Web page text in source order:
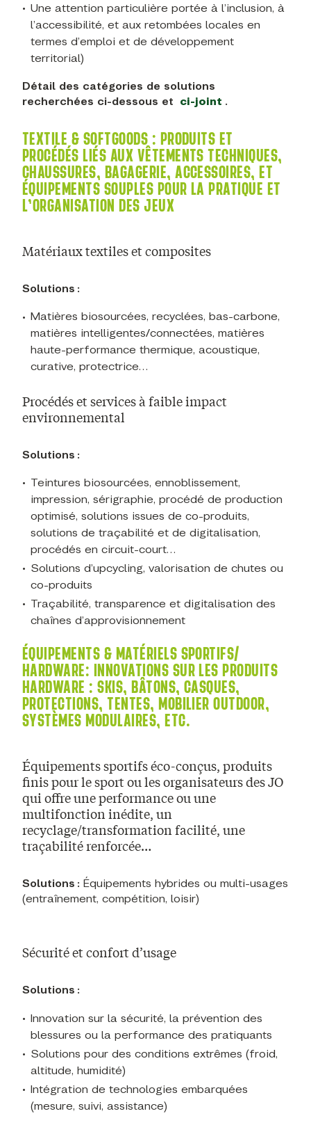
Une attention particulière portée à l’inclusion, à
l’accessibilité, et aux retombées locales en
termes d’emploi et de développement
territorial)
Détail des catégories de solutions
recherchées ci-dessous et ci-joint .
TEXTILE & SOFTGOODS : PRODUITS ET
PROCÉDÉS LIÉS AUX VÊTEMENTS TECHNIQUES,
CHAUSSURES, BAGAGERIE, ACCESSOIRES, ET
ÉQUIPEMENTS SOUPLES POUR LA PRATIQUE ET
L’ORGANISATION DES JEUX
Matériaux textiles et composites
Solutions :
Matières biosourcées, recyclées, bas-carbone,
matières intelligentes/connectées, matières
haute-performance thermique, acoustique,
curative, protectrice…
Procédés et services à faible impact
environnemental
Solutions :
Teintures biosourcées, ennoblissement,
impression, sérigraphie, procédé de production
optimisé, solutions issues de co-produits,
solutions de traçabilité et de digitalisation,
procédés en circuit-court…
Solutions d’upcycling, valorisation de chutes ou
co-produits
Traçabilité, transparence et digitalisation des
chaînes d’approvisionnement
ÉQUIPEMENTS & MATÉRIELS SPORTIFS/
HARDWARE: INNOVATIONS SUR LES PRODUITS
HARDWARE : SKIS, BÂTONS, CASQUES,
PROTECTIONS, TENTES, MOBILIER OUTDOOR,
SYSTÈMES MODULAIRES, ETC.
Équipements sportifs éco-conçus, produits
finis pour le sport ou les organisateurs des JO
qui offre une performance ou une
multifonction inédite, un
recyclage/transformation facilité, une
traçabilité renforcée…
Solutions : Équipements hybrides ou multi-usages
(entraînement, compétition, loisir)
Sécurité et confort d’usage
Solutions :
Innovation sur la sécurité, la prévention des
blessures ou la performance des pratiquants
Solutions pour des conditions extrêmes (froid,
altitude, humidité)
Intégration de technologies embarquées
(mesure, suivi, assistance)